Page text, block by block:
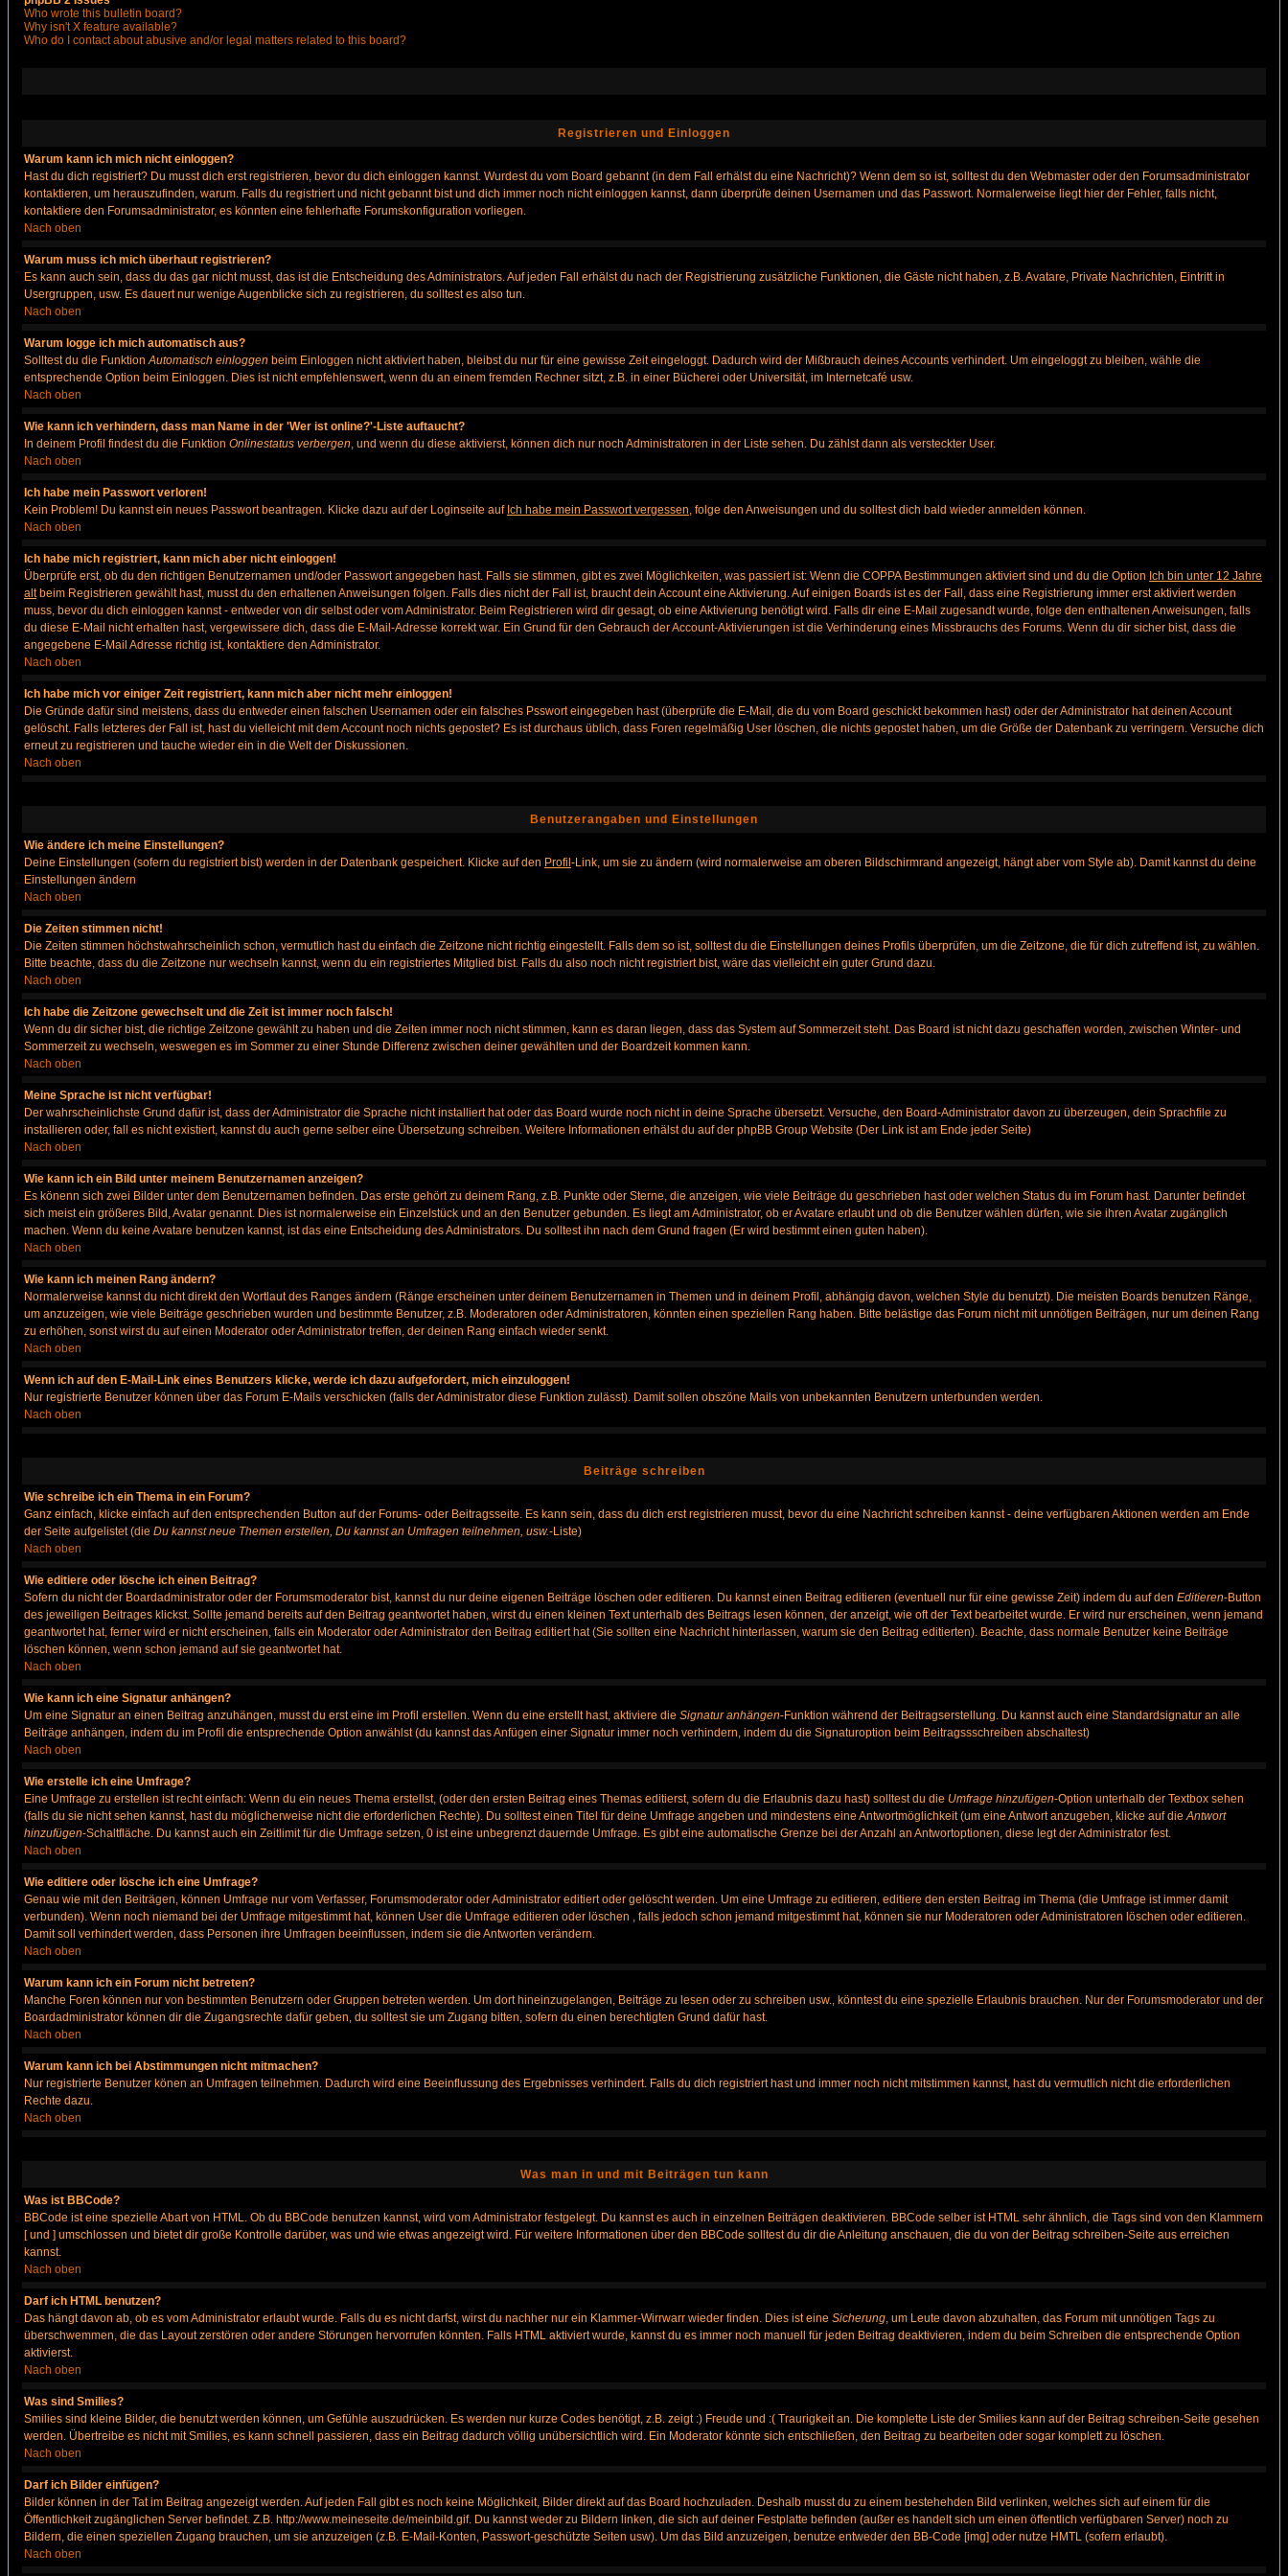
Who wrote this bulletin board?
Why isn't X feature available?
Who do I contact about abusive and/or legal matters related to this board?
Registrieren und Einloggen
Warum kann ich mich nicht einloggen?
Hast du dich registriert? Du musst dich erst registrieren, bevor du dich einloggen kannst. Wurdest du vom Board gebannt (in dem Fall erhälst du eine Nachricht)? Wenn dem so ist, solltest du den Webmaster oder den Forumsadministrator
kontaktieren, um herauszufinden, warum. Falls du registriert und nicht gebannt bist und dich immer noch nicht einloggen kannst, dann überprüfe deinen Usernamen und das Passwort. Normalerweise liegt hier der Fehler, falls nicht,
kontaktiere den Forumsadministrator, es könnten eine fehlerhafte Forumskonfiguration vorliegen.
Nach oben
Warum muss ich mich überhaut registrieren?
Es kann auch sein, dass du das gar nicht musst, das ist die Entscheidung des Administrators. Auf jeden Fall erhälst du nach der Registrierung zusätzliche Funktionen, die Gäste nicht haben, z.B. Avatare, Private Nachrichten, Eintritt in
Usergruppen, usw. Es dauert nur wenige Augenblicke sich zu registrieren, du solltest es also tun.
Nach oben
Warum logge ich mich automatisch aus?
Solltest du die FunktionAutomatisch einloggen beim Einloggen nicht aktiviert haben, bleibst du nur für eine gewisse Zeit eingeloggt. Dadurch wird der Mißbrauch deines Accounts verhindert. Um eingeloggt zu bleiben, wähle die
entsprechende Option beim Einloggen. Dies ist nicht empfehlenswert, wenn du an einem fremden Rechner sitzt, z.B. in einer Bücherei oder Universität, im Internetcafé usw.
Nach oben
Wie kann ich verhindern, dass man Name in der 'Wer ist online?'-Liste auftaucht?
In deinem Profil findest du die Funktion Onlinestatus verbergen, und wenn du diese aktivierst, können dich nur noch Administratoren in der Liste sehen. Du zählst dann als versteckter User.
Nach oben
Ich habe mein Passwort verloren!
Kein Problem! Du kannst ein neues Passwort beantragen. Klicke dazu auf der Loginseite auf Ich habe mein Passwort vergessen, folge den Anweisungen und du solltest dich bald wieder anmelden können.
Nach oben
Ich habe mich registriert, kann mich aber nicht einloggen!
Überprüfe erst, ob du den richtigen Benutzernamen und/oder Passwort angegeben hast. Falls sie stimmen, gibt es zwei Möglichkeiten, was passiert ist: Wenn die COPPA Bestimmungen aktiviert sind und du die Option Ich bin unter 12 Jahre
altbeim Registrieren gewählt hast, musst du den erhaltenen Anweisungen folgen. Falls dies nicht der Fall ist, braucht dein Account eine Aktivierung. Auf einigen Boards ist es der Fall, dass eine Registrierung immer erst aktiviert werden
muss, bevor du dich einloggen kannst - entweder von dir selbst oder vom Administrator. Beim Registrieren wird dir gesagt, ob eine Aktivierung benötigt wird. Falls dir eine E-Mail zugesandt wurde, folge den enthaltenen Anweisungen, falls
du diese E-Mail nicht erhalten hast, vergewissere dich, dass die E-Mail-Adresse korrekt war. Ein Grund für den Gebrauch der Account-Aktivierungen ist die Verhinderung eines Missbrauchs des Forums. Wenn du dir sicher bist, dass die
angegebene E-Mail Adresse richtig ist, kontaktiere den Administrator.
Nach oben
Ich habe mich vor einiger Zeit registriert, kann mich aber nicht mehr einloggen!
Die Gründe dafür sind meistens, dass du entweder einen falschen Usernamen oder ein falsches Psswort eingegeben hast (überprüfe die E-Mail, die du vom Board geschickt bekommen hast) oder der Administrator hat deinen Account
gelöscht. Falls letzteres der Fall ist, hast du vielleicht mit dem Account noch nichts gepostet? Es ist durchaus üblich, dass Foren regelmäßig User löschen, die nichts gepostet haben, um die Größe der Datenbank zu verringern. Versuche dich
erneut zu registrieren und tauche wieder ein in die Welt der Diskussionen.
Nach oben
Benutzerangaben und Einstellungen
Wie ändere ich meine Einstellungen?
Deine Einstellungen (sofern du registriert bist) werden in der Datenbank gespeichert. Klicke auf den Profil -Link, um sie zu ändern (wird normalerweise am oberen Bildschirmrand angezeigt, hängt aber vom Style ab). Damit kannst du deine
Einstellungen ändern
Nach oben
Die Zeiten stimmen nicht!
Die Zeiten stimmen höchstwahrscheinlich schon, vermutlich hast du einfach die Zeitzone nicht richtig eingestellt. Falls dem so ist, solltest du die Einstellungen deines Profils überprüfen, um die Zeitzone, die für dich zutreffend ist, zu wählen.
Bitte beachte, dass du die Zeitzone nur wechseln kannst, wenn du ein registriertes Mitglied bist. Falls du also noch nicht registriert bist, wäre das vielleicht ein guter Grund dazu.
Nach oben
Ich habe die Zeitzone gewechselt und die Zeit ist immer noch falsch!
Wenn du dir sicher bist, die richtige Zeitzone gewählt zu haben und die Zeiten immer noch nicht stimmen, kann es daran liegen, dass das System auf Sommerzeit steht. Das Board ist nicht dazu geschaffen worden, zwischen Winter- und
Sommerzeit zu wechseln, weswegen es im Sommer zu einer Stunde Differenz zwischen deiner gewählten und der Boardzeit kommen kann.
Nach oben
Meine Sprache ist nicht verfügbar!
Der wahrscheinlichste Grund dafür ist, dass der Administrator die Sprache nicht installiert hat oder das Board wurde noch nicht in deine Sprache übersetzt. Versuche, den Board-Administrator davon zu überzeugen, dein Sprachfile zu
installieren oder, fall es nicht existiert, kannst du auch gerne selber eine Übersetzung schreiben. Weitere Informationen erhälst du auf der phpBB Group Website (Der Link ist am Ende jeder Seite)
Nach oben
Wie kann ich ein Bild unter meinem Benutzernamen anzeigen?
Es könenn sich zwei Bilder unter dem Benutzernamen befinden. Das erste gehört zu deinem Rang, z.B. Punkte oder Sterne, die anzeigen, wie viele Beiträge du geschrieben hast oder welchen Status du im Forum hast. Darunter befindet
sich meist ein größeres Bild, Avatar genannt. Dies ist normalerweise ein Einzelstück und an den Benutzer gebunden. Es liegt am Administrator, ob er Avatare erlaubt und ob die Benutzer wählen dürfen, wie sie ihren Avatar zugänglich
machen. Wenn du keine Avatare benutzen kannst, ist das eine Entscheidung des Administrators. Du solltest ihn nach dem Grund fragen (Er wird bestimmt einen guten haben).
Nach oben
Wie kann ich meinen Rang ändern?
Normalerweise kannst du nicht direkt den Wortlaut des Ranges ändern (Ränge erscheinen unter deinem Benutzernamen in Themen und in deinem Profil, abhängig davon, welchen Style du benutzt). Die meisten Boards benutzen Ränge,
um anzuzeigen, wie viele Beiträge geschrieben wurden und bestimmte Benutzer, z.B. Moderatoren oder Administratoren, könnten einen speziellen Rang haben. Bitte belästige das Forum nicht mit unnötigen Beiträgen, nur um deinen Rang
zu erhöhen, sonst wirst du auf einen Moderator oder Administrator treffen, der deinen Rang einfach wieder senkt.
Nach oben
Wenn ich auf den E-Mail-Link eines Benutzers klicke, werde ich dazu aufgefordert, mich einzuloggen!
Nur registrierte Benutzer können über das Forum E-Mails verschicken (falls der Administrator diese Funktion zulässt). Damit sollen obszöne Mails von unbekannten Benutzern unterbunden werden.
Nach oben
Beiträge schreiben
Wie schreibe ich ein Thema in ein Forum?
Ganz einfach, klicke einfach auf den entsprechenden Button auf der Forums- oder Beitragsseite. Es kann sein, dass du dich erst registrieren musst, bevor du eine Nachricht schreiben kannst - deine verfügbaren Aktionen werden am Ende
der Seite aufgelistet (die Du kannst neue Themen erstellen, Du kannst an Umfragen teilnehmen, usw.-Liste)
Nach oben
Wie editiere oder lösche ich einen Beitrag?
Sofern du nicht der Boardadministrator oder der Forumsmoderator bist, kannst du nur deine eigenen Beiträge löschen oder editieren. Du kannst einen Beitrag editieren (eventuell nur für eine gewisse Zeit) indem du auf den Editieren-Button
des jeweiligen Beitrages klickst. Sollte jemand bereits auf den Beitrag geantwortet haben, wirst du einen kleinen Text unterhalb des Beitrags lesen können, der anzeigt, wie oft der Text bearbeitet wurde. Er wird nur erscheinen, wenn jemand
geantwortet hat, ferner wird er nicht erscheinen, falls ein Moderator oder Administrator den Beitrag editiert hat (Sie sollten eine Nachricht hinterlassen, warum sie den Beitrag editierten). Beachte, dass normale Benutzer keine Beiträge
löschen können, wenn schon jemand auf sie geantwortet hat.
Nach oben
Wie kann ich eine Signatur anhängen?
Um eine Signatur an einen Beitrag anzuhängen, musst du erst eine im Profil erstellen. Wenn du eine erstellt hast, aktiviere die Signatur anhängen-Funktion während der Beitragserstellung. Du kannst auch eine Standardsignatur an alle
Beiträge anhängen, indem du im Profil die entsprechende Option anwählst (du kannst das Anfügen einer Signatur immer noch verhindern, indem du die Signaturoption beim Beitragssschreiben abschaltest)
Nach oben
Wie erstelle ich eine Umfrage?
Eine Umfrage zu erstellen ist recht einfach: Wenn du ein neues Thema erstellst, (oder den ersten Beitrag eines Themas editierst, sofern du die Erlaubnis dazu hast) solltest du die Umfrage hinzufügen-Option unterhalb der Textbox sehen
(falls du sie nicht sehen kannst, hast du möglicherweise nicht die erforderlichen Rechte). Du solltest einen Titel für deine Umfrage angeben und mindestens eine Antwortmöglichkeit (um eine Antwort anzugeben, klicke auf dieAntwort
hinzufügen-Schaltfläche. Du kannst auch ein Zeitlimit für die Umfrage setzen, 0 ist eine unbegrenzt dauernde Umfrage. Es gibt eine automatische Grenze bei der Anzahl an Antwortoptionen, diese legt der Administrator fest.
Nach oben
Wie editiere oder lösche ich eine Umfrage?
Genau wie mit den Beiträgen, können Umfrage nur vom Verfasser, Forumsmoderator oder Administrator editiert oder gelöscht werden. Um eine Umfrage zu editieren, editiere den ersten Beitrag im Thema (die Umfrage ist immer damit
verbunden). Wenn noch niemand bei der Umfrage mitgestimmt hat, können User die Umfrage editieren oder löschen , falls jedoch schon jemand mitgestimmt hat, können sie nur Moderatoren oder Administratoren löschen oder editieren.
Damit soll verhindert werden, dass Personen ihre Umfragen beeinflussen, indem sie die Antworten verändern.
Nach oben
Warum kann ich ein Forum nicht betreten?
Manche Foren können nur von bestimmten Benutzern oder Gruppen betreten werden. Um dort hineinzugelangen, Beiträge zu lesen oder zu schreiben usw., könntest du eine spezielle Erlaubnis brauchen. Nur der Forumsmoderator und der
Boardadministrator können dir die Zugangsrechte dafür geben, du solltest sie um Zugang bitten, sofern du einen berechtigten Grund dafür hast.
Nach oben
Warum kann ich bei Abstimmungen nicht mitmachen?
Nur registrierte Benutzer könen an Umfragen teilnehmen. Dadurch wird eine Beeinflussung des Ergebnisses verhindert. Falls du dich registriert hast und immer noch nicht mitstimmen kannst, hast du vermutlich nicht die erforderlichen
Rechte dazu.
Nach oben
Was man in und mit Beiträgen tun kann
Was ist BBCode?
BBCode ist eine spezielle Abart von HTML. Ob du BBCode benutzen kannst, wird vom Administrator festgelegt. Du kannst es auch in einzelnen Beiträgen deaktivieren. BBCode selber ist HTML sehr ähnlich, die Tags sind von den Klammern
[ und ] umschlossen und bietet dir große Kontrolle darüber, was und wie etwas angezeigt wird. Für weitere Informationen über den BBCode solltest du dir die Anleitung anschauen, die du von der Beitrag schreiben-Seite aus erreichen
kannst.
Nach oben
Darf ich HTML benutzen?
Das hängt davon ab, ob es vom Administrator erlaubt wurde. Falls du es nicht darfst, wirst du nachher nur ein Klammer-Wirrwarr wieder finden. Dies ist eine Sicherung, um Leute davon abzuhalten, das Forum mit unnötigen Tags zu
überschwemmen, die das Layout zerstören oder andere Störungen hervorrufen könnten. Falls HTML aktiviert wurde, kannst du es immer noch manuell für jeden Beitrag deaktivieren, indem du beim Schreiben die entsprechende Option
aktivierst.
Nach oben
Was sind Smilies?
Smilies sind kleine Bilder, die benutzt werden können, um Gefühle auszudrücken. Es werden nur kurze Codes benötigt, z.B. zeigt :) Freude und :( Traurigkeit an. Die komplette Liste der Smilies kann auf der Beitrag schreiben-Seite gesehen
werden. Übertreibe es nicht mit Smilies, es kann schnell passieren, dass ein Beitrag dadurch völlig unübersichtlich wird. Ein Moderator könnte sich entschließen, den Beitrag zu bearbeiten oder sogar komplett zu löschen.
Nach oben
Darf ich Bilder einfügen?
Bilder können in der Tat im Beitrag angezeigt werden. Auf jeden Fall gibt es noch keine Möglichkeit, Bilder direkt auf das Board hochzuladen. Deshalb musst du zu einem bestehehden Bild verlinken, welches sich auf einem für die
Öffentlichkeit zugänglichen Server befindet. Z.B. http://www.meineseite.de/meinbild.gif. Du kannst weder zu Bildern linken, die sich auf deiner Festplatte befinden (außer es handelt sich um einen öffentlich verfügbaren Server) noch zu
Bildern, die einen speziellen Zugang brauchen, um sie anzuzeigen (z.B. E-Mail-Konten, Passwort-geschützte Seiten usw). Um das Bild anzuzeigen, benutze entweder den BB-Code [img] oder nutze HMTL (sofern erlaubt).
Nach oben